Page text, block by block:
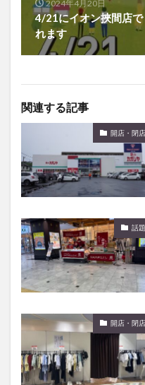
2024年4月20日
4/21にイオン挾間店
れます
関連する記事
開店・閉店
話題
開店・閉店